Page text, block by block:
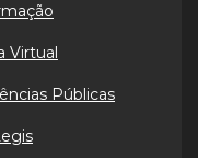
Virtual
Públicas